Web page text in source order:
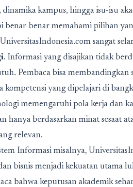
kampus, hingga isu-isu
benar-benar memahami pilihan
sangat
. Informasi yang disajikan tidak
Pembaca bisa membandingkan
kompetensi yang dipelajari di
memengaruhi pola kerja dan
hanya berdasarkan minat sesaat
relevan.
Informasi misalnya,
bisnis menjadi kekuatan utama
bahwa keputusan akademik